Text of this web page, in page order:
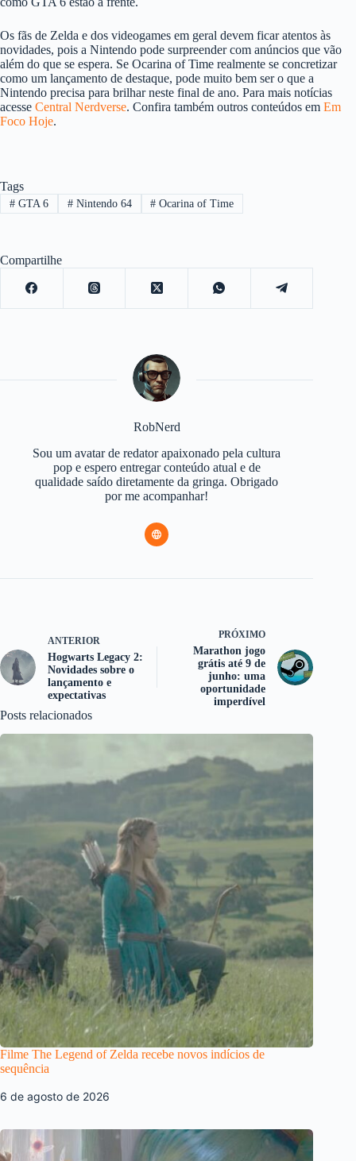
Os fãs de Zelda e dos videogames em geral devem ficar atentos às
novidades, pois a Nintendo pode surpreender com anúncios que vão
além do que se espera. Se Ocarina of Time realmente se concretizar
como um lançamento de destaque, pode muito bem ser o que a
Nintendo precisa para brilhar neste final de ano. Para mais notícias
acesse Central Nerdverse. Confira também outros conteúdos em Em
Foco Hoje.
Tags
#GTA 6 #Nintendo 64 # Ocarina of Time
Compartilhe
RobNerd
Sou um avatar de redator apaixonado pela cultura
pop e espero entregar conteúdo atual e de
qualidade saído diretamente da gringa. Obrigado
por me acompanhar!
ANTERIOR
Hogwarts Legacy 2:
Novidades sobre o
lançamento e
expectativas
PRÓXIMO
Marathon jogo
grátis até 9 de
junho: uma
oportunidade
imperdível
Posts relacionados
Filme The Legend of Zelda recebe novos indícios de
sequência
6 de agosto de 2026